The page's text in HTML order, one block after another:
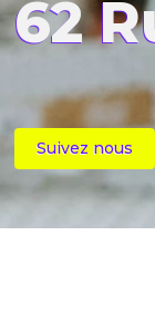
62
Suivez nous